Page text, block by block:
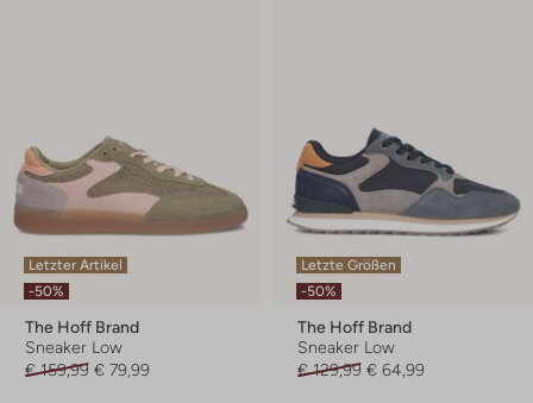
Letzter Artikel
-50%
The Hoff Brand
Sneaker Low
€ 159,99 € 79,99
Letzte Größen
-50%
The Hoff Brand
Sneaker Low
€ 129,99 € 64,99